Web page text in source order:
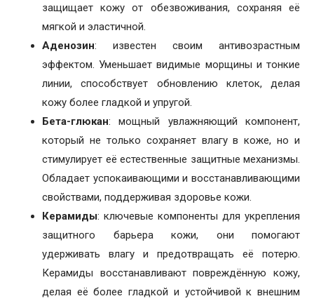
защищает кожу от обезвоживания, сохраняя её
мягкой и эластичной.
Аденозин: известен своим антивозрастным
эффектом. Уменьшает видимые морщины и тонкие
линии, способствует обновлению клеток, делая
кожу более гладкой и упругой.
Бета-глюкан: мощный увлажняющий компонент,
который не только сохраняет влагу в коже, но и
стимулирует её естественные защитные механизмы.
Обладает успокаивающими и восстанавливающими
свойствами, поддерживая здоровье кожи.
Керамиды: ключевые компоненты для укрепления
защитного барьера кожи, они помогают
удерживать влагу и предотвращать её потерю.
Керамиды восстанавливают повреждённую кожу,
делая её более гладкой и устойчивой к внешним